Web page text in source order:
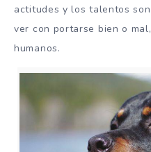
actitudes y los talentos
ver con portarse bien o
humanos.